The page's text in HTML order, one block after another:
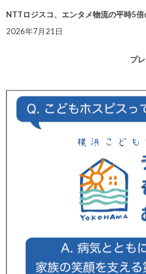
NTTロジスコ、エンタメ物流の平時5
2026年7月21日
プ